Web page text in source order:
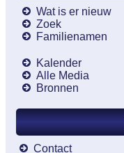
Wat is er nieuw
Zoek
Familienamen
Kalender
Alle Media
Bronnen
Contact